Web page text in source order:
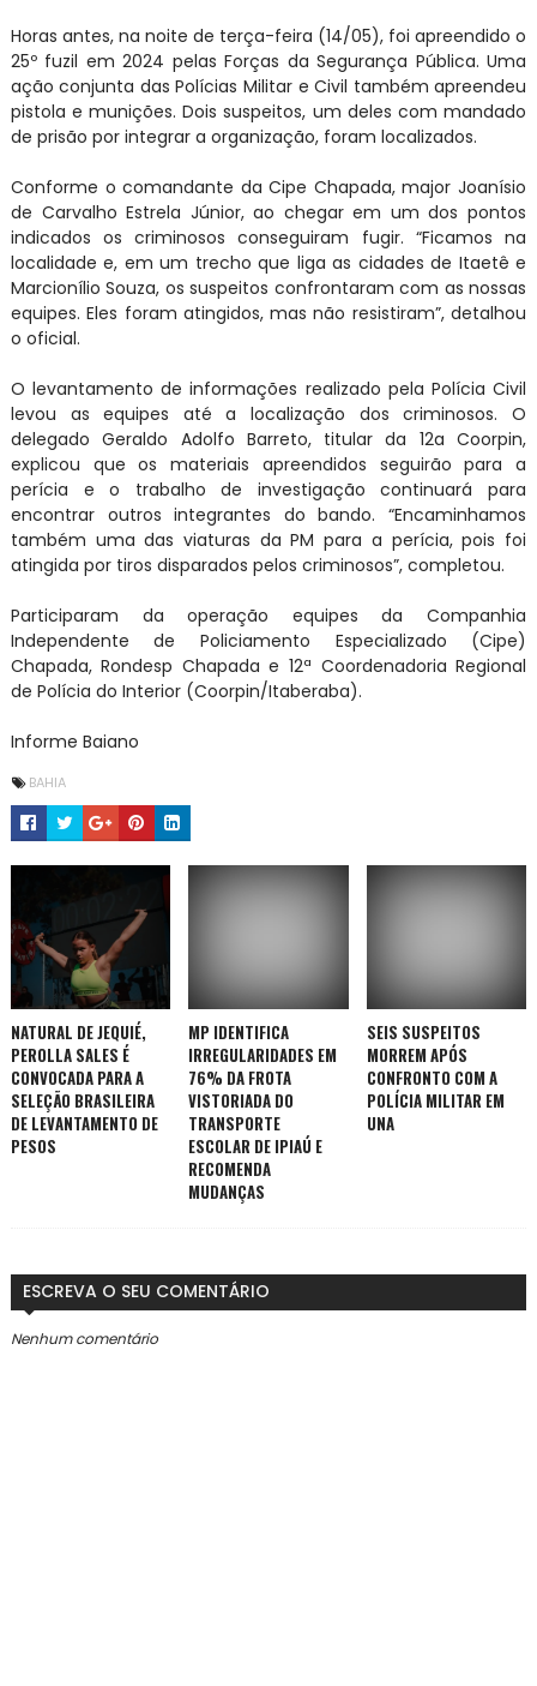
Horas antes, na noite de terça-feira (14/05), foi apreendido o
25º fuzil em 2024 pelas Forças da Segurança Pública. Uma
ação conjunta das Polícias Militar e Civil também apreendeu
pistola e munições. Dois suspeitos, um deles com mandado
de prisão por integrar a organização, foram localizados.
Conforme o comandante da Cipe Chapada, major Joanísio
de Carvalho Estrela Júnior, ao chegar em um dos pontos
indicados os criminosos conseguiram fugir. “Ficamos na
localidade e, em um trecho que liga as cidades de Itaetê e
Marcionílio Souza, os suspeitos confrontaram com as nossas
equipes. Eles foram atingidos, mas não resistiram”, detalhou
o oficial.
O levantamento de informações realizado pela Polícia Civil
levou as equipes até a localização dos criminosos. O
delegado Geraldo Adolfo Barreto, titular da 12a Coorpin,
explicou que os materiais apreendidos seguirão para a
perícia e o trabalho de investigação continuará para
encontrar outros integrantes do bando. “Encaminhamos
também uma das viaturas da PM para a perícia, pois foi
atingida por tiros disparados pelos criminosos”, completou.
Participaram da operação equipes da Companhia
Independente de Policiamento Especializado (Cipe)
Chapada, Rondesp Chapada e 12ª Coordenadoria Regional
de Polícia do Interior (Coorpin/Itaberaba).
Informe Baiano
BAHIA
NATURAL DE JEQUIÉ,
PEROLLA SALES É
CONVOCADA PARA A
SELEÇÃO BRASILEIRA
DE LEVANTAMENTO DE
PESOS
MP IDENTIFICA
IRREGULARIDADES EM
76% DA FROTA
VISTORIADA DO
TRANSPORTE
ESCOLAR DE IPIAÚ E
RECOMENDA
MUDANÇAS
SEIS SUSPEITOS
MORREM APÓS
CONFRONTO COM A
POLÍCIA MILITAR EM
UNA
ESCREVA O SEU COMENTÁRIO
Nenhum comentário